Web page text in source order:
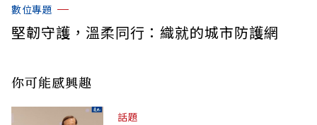
數位專題
堅韌守護，溫柔同行：織就的城市防護網
你可能感興趣
話題